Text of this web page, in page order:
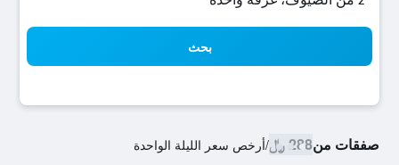
بحث
صفقات من288 ﷼ /أرخص سعر الليلة الواحدة